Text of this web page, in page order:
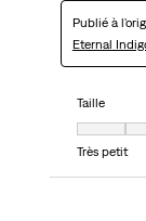
Publié à
Eternal
Taille
Taille, 4 sur
Très petit